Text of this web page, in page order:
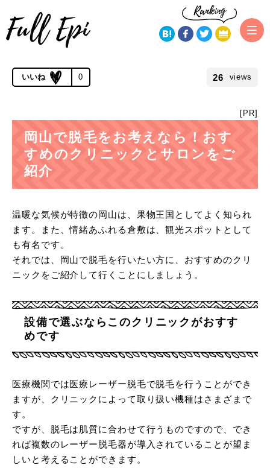
トップページ
岡山で脱毛をお考えなら！おすすめの
クリニックとサロンをご紹介
0 26 views
[PR]
岡山で脱毛をお考えなら！おす
すめのクリニックとサロンをご
紹介
温暖な気候が特徴の岡山は、果物王国としてよく知られ
ます。また、情緒あふれる倉敷は、観光スポットとして
も有名です。
それでは、岡山で脱毛を行いたい方に、おすすめのクリ
ニックをご紹介して行くことにしましょう。
設備で選ぶならこのクリニックがおすす
めです
医療機関では医療レーザー脱毛で脱毛を行うことができ
ますが、クリニックによって取り扱い機種はさまざまで
す。
ですが、脱毛は肌質に合わせて行うものですので、でき
れば複数のレーザー脱毛器が導入されていることが望ま
しいと考えることができます。